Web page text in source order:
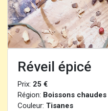
Réveil épicé
Prix: 25 €
Région: Boissons chaudes
Couleur: Tisanes